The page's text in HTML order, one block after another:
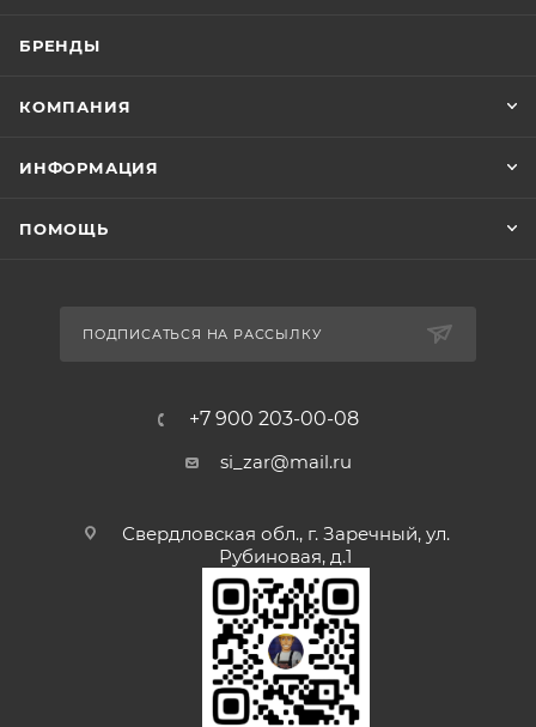
БРЕНДЫ
КОМПАНИЯ
ИНФОРМАЦИЯ
ПОМОЩЬ
ПОДПИСАТЬСЯ НА РАССЫЛКУ
+7 900 203-00-08
si_zar@mail.ru
Свердловская обл., г. Заречный, ул.
Рубиновая, д.1